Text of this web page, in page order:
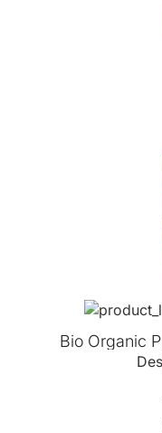
Bio Organic